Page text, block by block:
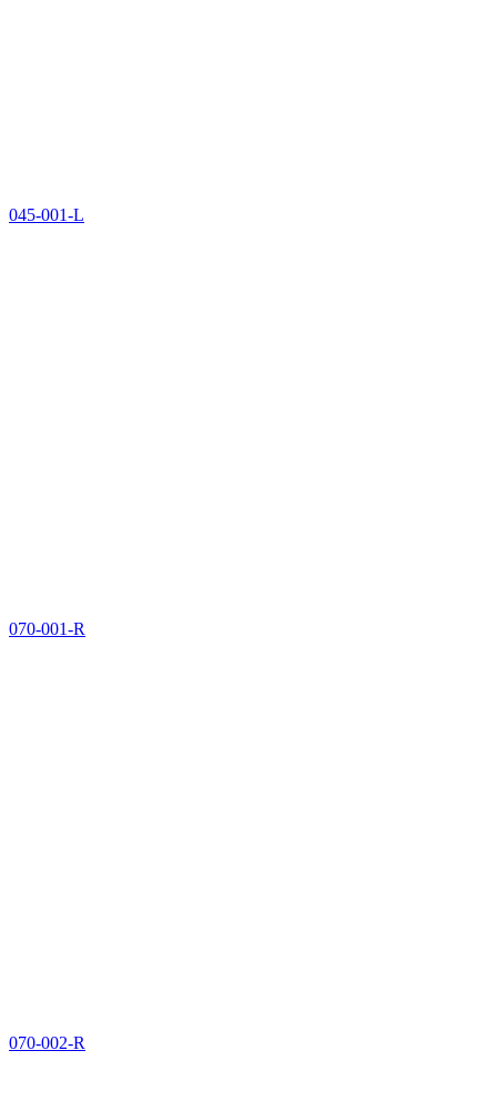
045-001-L
070-001-R
070-002-R